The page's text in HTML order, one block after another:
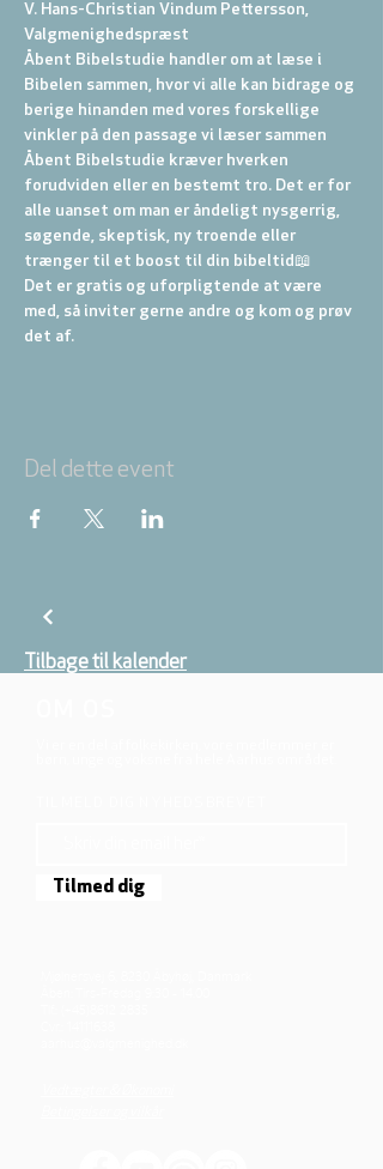
V. Hans-Christian Vindum Pettersson,
Valgmenighedspræst
Åbent Bibelstudie handler om at læse i
Bibelen sammen, hvor vi alle kan bidrage og
berige hinanden med vores forskellige
vinkler på den passage vi læser sammen
Åbent Bibelstudie kræver hverken
forudviden eller en bestemt tro. Det er for
alle uanset om man er åndeligt nysgerrig,
søgende, skeptisk, ny troende eller
trænger til et boost til din bibeltid📖
Det er gratis og uforpligtende at være
med, så inviter gerne andre og kom og prøv
det af.
Del dette event
Tilbage til kalender
Tilmed dig